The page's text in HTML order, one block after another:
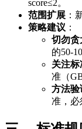
score≤2。
范围扩展 ：
策略建议 ：
切勿贪
的50-
关注
准（
方法验
准，必